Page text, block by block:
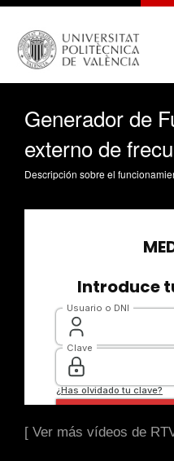
Generador de
externo de
[ Ver más vídeos de